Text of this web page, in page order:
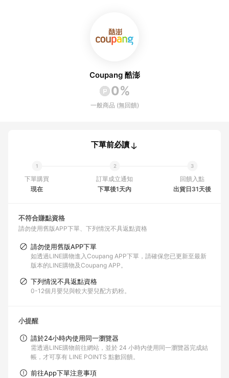
Coupang 酷澎
0%
一般商品 (無回饋)
下單前必讀
下單購買
現在
訂單成立通知
下單後1天內
回饋入點
出貨日31天後
不符合賺點資格
請勿使用舊版APP下單 下列情況不具返點資格
請勿使用舊版APP下單
如透過LINE購物進入Coupang APP下單，請確保您已更新至最新
版本的LINE購物及Coupang APP。
下列情況不具返點資格
0-12個月嬰兒與較大嬰兒配方奶粉。
小提醒
請於24小時內使用同一瀏覽器
需透過LINE購物前往網站，並於 24 小時內使用同一瀏覽器完成結
帳，才可享有 LINE POINTS 點數回饋。
前往App下單注意事項